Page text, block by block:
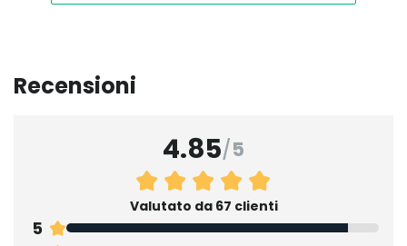
Recensioni
4.85/5
Valutato da 67 clienti
5